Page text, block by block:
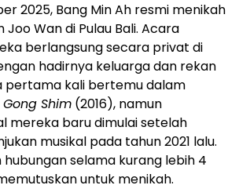
2025, Bang Min Ah resmi menikah
Wan di Pulau Bali. Acara
berlangsung secara privat di
hadirnya keluarga dan rekan
pertama kali bertemu dalam
Shim (2016), namun
mereka baru dimulai setelah
musikal pada tahun 2021 lalu.
selama kurang lebih 4
untuk menikah.